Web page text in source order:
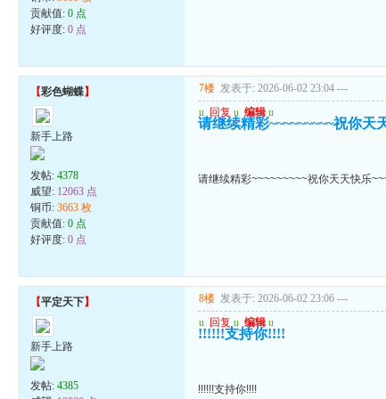
贡献值:0 点
好评度:0 点
【彩色蝴蝶】
新手上路
发帖:4378
威望: 12063 点
铜币:3663 枚
贡献值:0 点
好评度:0 点
7楼 发表于: 2026-06-02 23:04 ---
u 回复 u 编辑 u
请继续精彩~~~~~~~~~祝你天
请继续精彩~~~~~~~~~祝你天天快乐
【平定天下】
新手上路
发帖:4385
8楼 发表于: 2026-06-02 23:06 ---
u 回复 u 编辑 u
!!!!!!支持你!!!!
!!!!!!支持你!!!!